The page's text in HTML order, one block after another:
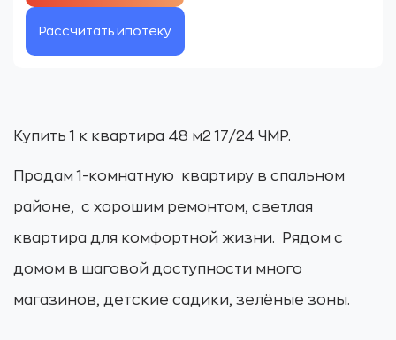
Рассчитать ипотеку
Купить 1 к квартира 48 м2 17/24 ЧМР.
Продам 1-комнатную квартиру в спальном
районе, с хорошим ремонтом, светлая
квартира для комфортной жизни. Рядом с
домом в шаговой доступности много
магазинов, детские садики, зелёные зоны.